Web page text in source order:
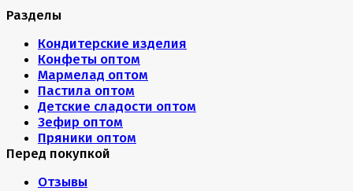
Разделы
Кондитерские изделия
Конфеты оптом
Мармелад оптом
Пастила оптом
Детские сладости оптом
Зефир оптом
Пряники оптом
Перед покупкой
Отзывы